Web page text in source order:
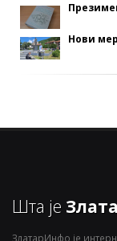
Нови
Шта је
ЗлатарИнфо је